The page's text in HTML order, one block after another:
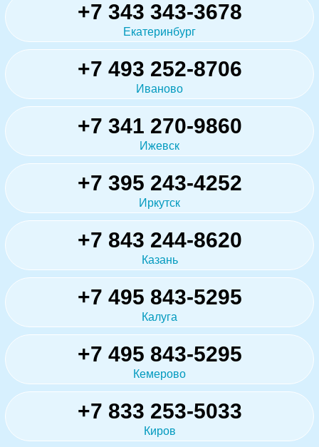
+7 343 343-3678
Екатеринбург
+7 493 252-8706
Иваново
+7 341 270-9860
Ижевск
+7 395 243-4252
Иркутск
+7 843 244-8620
Казань
+7 495 843-5295
Калуга
+7 495 843-5295
Кемерово
+7 833 253-5033
Киров